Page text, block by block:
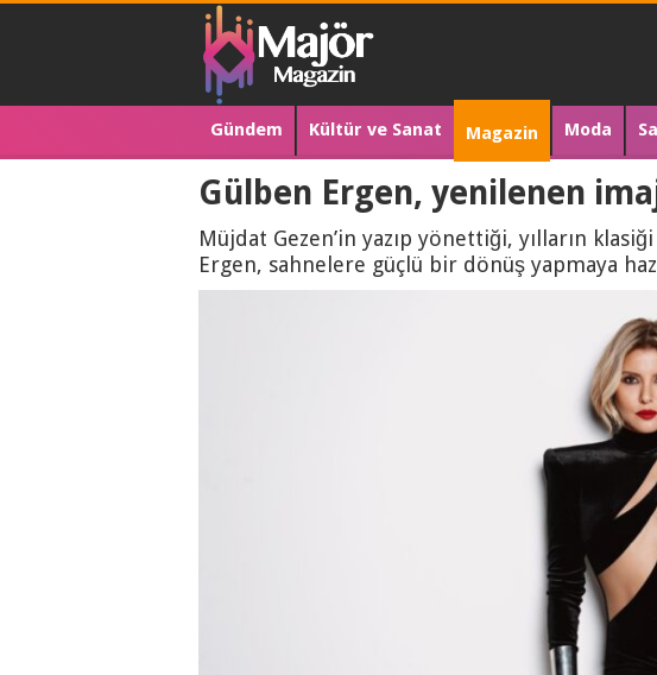
Gündem Kültür ve Sanat Magazin Moda
Gülben Ergen, yenilenen
Müjdat Gezen’in yazıp yönettiği, yılların
Ergen, sahnelere güçlü bir dönüş yapmaya